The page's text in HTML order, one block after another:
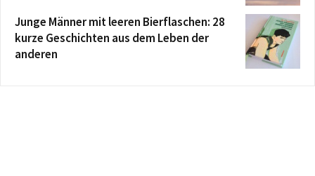
Junge Männer mit leeren Bierflaschen: 28
kurze Geschichten aus dem Leben der
anderen